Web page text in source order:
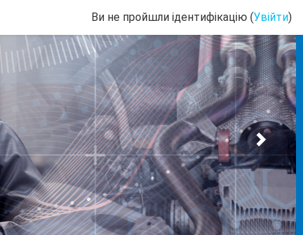
Ви не пройшли ідентифікацію (Увійти)